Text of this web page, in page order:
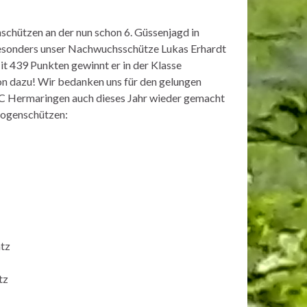
an der nun schon 6. Güssenjagd in
unser Nachwuchsschütze Lukas Erhardt
439 Punkten gewinnt er in der Klasse
dazu! Wir bedanken uns für den gelungen
Hermaringen auch dieses Jahr wieder gemacht